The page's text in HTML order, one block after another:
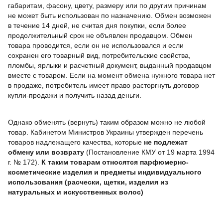
габаритам, фасону, цвету, размеру или по другим причинам
не может быть использован по назначению. Обмен возможен
в течение 14 дней, не считая дня покупки, если более
продолжительный срок не объявлен продавцом. Обмен
товара проводится, если он не использовался и если
сохранен его товарный вид, потребительские свойства,
пломбы, ярлыки и расчетный документ, выданный продавцом
вместе с товаром. Если на момент обмена нужного товара нет
в продаже, потребитель имеет право расторгнуть договор
купли-продажи и получить назад деньги.
Однако обменять (вернуть) таким образом можно не любой
товар. Кабинетом Министров Украины утвержден перечень
товаров надлежащего качества, которые не подлежат
обмену или возврату (Постановление КМУ от 19 марта 1994
г. № 172). К таким товарам относятся парфюмерно-
косметические изделия и предметы индивидуального
использования (расчески, щетки, изделия из
натуральных и искусственных волос)